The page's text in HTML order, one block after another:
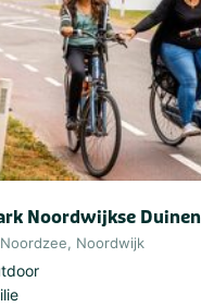
Noordwijkse Duinen
Noordzee, Noordwijk